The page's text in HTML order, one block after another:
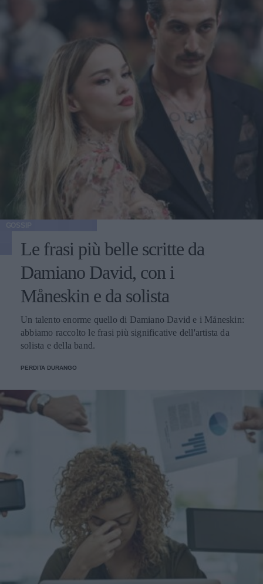
Le frasi più belle scritte da
Damiano David, con i
Måneskin e da solista
Un talento enorme quello di Damiano David e i Måneskin:
abbiamo raccolto le frasi più significative dell'artista da
solista e della band.
PERDITA DURANGO